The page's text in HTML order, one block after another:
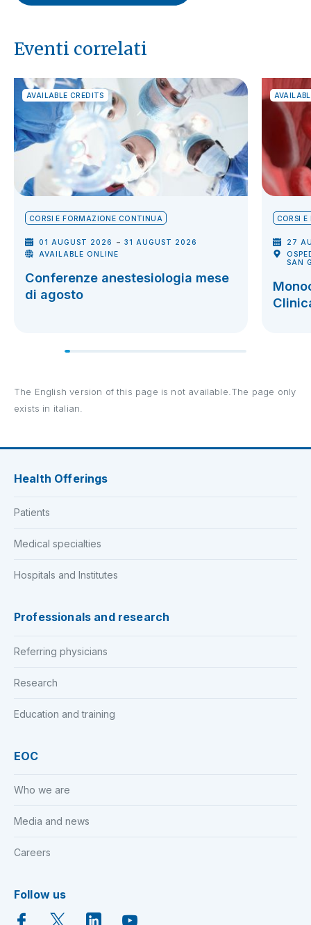
Eventi correlati
AVAILABLE CREDITS
CORSI E FORMAZIONE CONTINUA
01 AUGUST 2026 -31 AUGUST 2026
AVAILABLE ONLINE
Conferenze anestesiologia mese
di agosto
CORSI
27
SAN
The English version of this page is not available.The page only
exists in italian.
Health Offerings
Patients
Medical specialties
Hospitals and Institutes
Professionals and research
Referring physicians
Research
Education and training
EOC
Who we are
Media and news
Careers
Follow us